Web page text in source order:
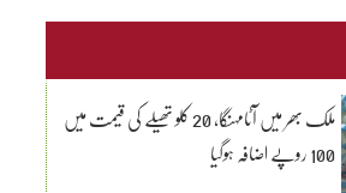
ملک بھر میں آٹامہنگا، 20 کلو تھیلے کی قیمت میں
100 روپے اضافہ ہوگیا